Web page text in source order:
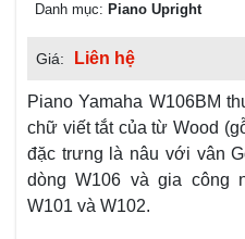
Danh mục: Piano Upright
Giá: Liên hệ
Piano Yamaha W106BM
chữ viết tắt của từ Wood
đặc trưng là nâu với vân
dòng W106 và gia công
W101 và W102.